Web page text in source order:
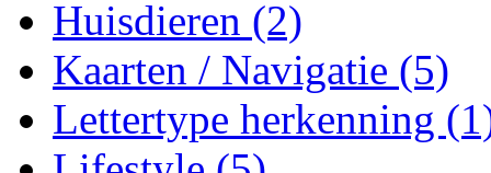
Huisdieren (2)
Kaarten / Navigatie (5)
Lettertype herkenning